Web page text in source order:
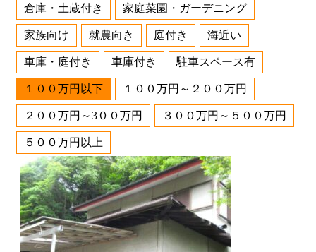
倉庫・土蔵付き 家庭菜園・ガーデニング
家族向け 就農向き 庭付き 海近い
車庫・庭付き 車庫付き 駐車スペース有
１００万円以下 １００万円～２００万円
２００万円～3００万円 ３００万円～５００万円
５００万円以上